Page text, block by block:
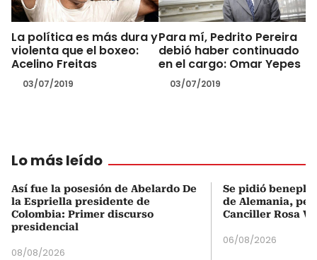
La política es más dura y
violenta que el boxeo:
Acelino Freitas
03/07/2019
Para mí, Pedrito Pereira
debió haber continuado
en el cargo: Omar Yepes
03/07/2019
Lo más leído
Así fue la posesión de Abelardo De
la Espriella presidente de
Colombia: Primer discurso
presidencial
08/08/2026
Se pidió
de Alemania,
Canciller Rosa
06/08/2026